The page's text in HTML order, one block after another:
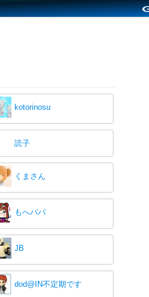
kotorinosu
読子
くまさん
もへパパ
JB
dod@IN不定期です